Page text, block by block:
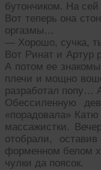
бутончиком. На
Вот теперь она
оргазмы…
— Хорошо, сучка,
Вот Ринат и Артур
А потом ее
плечи и мощно
разработал попу…
Обессиленную
«порадовала»
массажистки.
отобрали,
форменном белом
чулки да поясок.